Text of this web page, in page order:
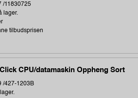
/11830725
lager.
tilbudsprisen
CPU/datamaskin Oppheng Sort
/427-1203B